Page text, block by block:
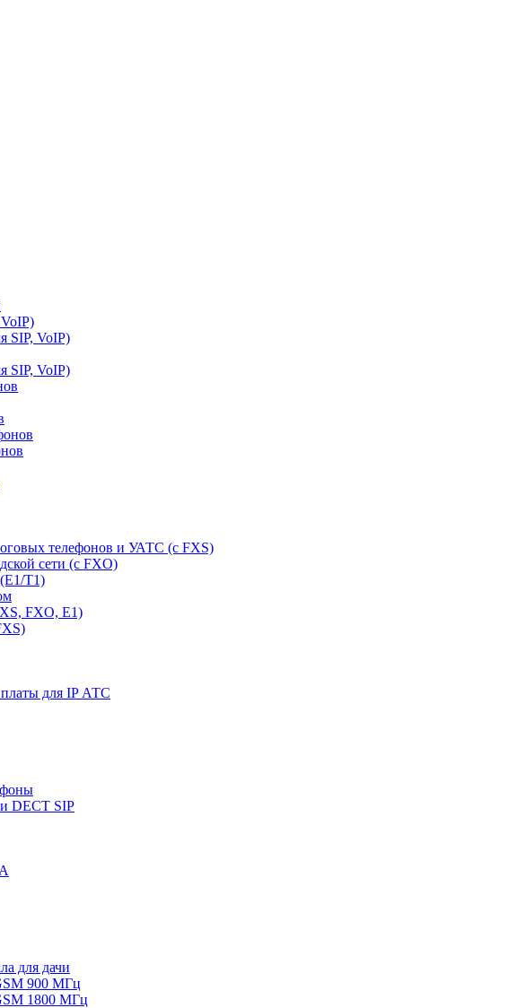
SIP, VoIP)
SIP, VoIP)
телефонов и УАТС (с FXS)
сети (с FXO)
T1)
FXO, E1)
для IP АТС
DECT SIP
для дачи
900 МГц
1800 МГц